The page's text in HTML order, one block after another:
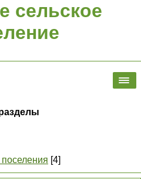
сельское
поселения [4]